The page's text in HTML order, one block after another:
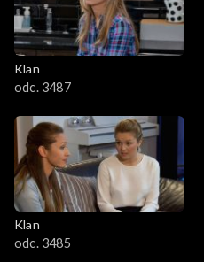
Klan
odc. 3487
Klan
odc. 3485